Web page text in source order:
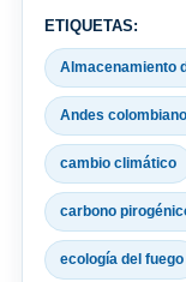
ETIQUETAS:
Almacenamiento
Andes
cambio climático
carbono
ecología del fuego